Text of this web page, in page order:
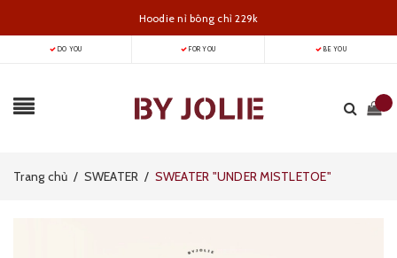
DO YOU FOR YOU BE YOU
Trang chủ / SWEATER / SWEATER "UNDER MISTLETOE"